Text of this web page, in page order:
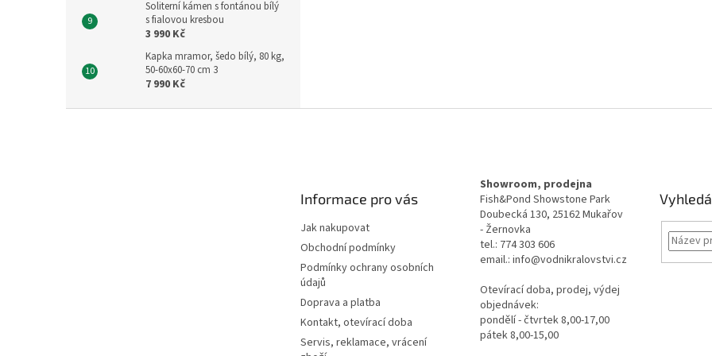
Soliterní kámen s fontánou bílý
s fialovou kresbou
3 990 Kč
Kapka mramor, šedo bílý, 80 kg,
50-60x60-70 cm 3
7 990 Kč
Informace pro vás
Jak nakupovat
Obchodní podmínky
Podmínky ochrany osobních
údajů
Doprava a platba
Kontakt, otevírací doba
Servis, reklamace, vrácení
Showroom, prodejna
Fish&Pond Showstone Park
Doubecká 130, 25162 Mukařov
- Žernovka
tel.: 774 303 606
email.: info@vodnikralovstvi.cz
Otevírací doba, prodej, výdej
objednávek:
pondělí - čtvrtek 8,00-17,00
pátek 8,00-15,00